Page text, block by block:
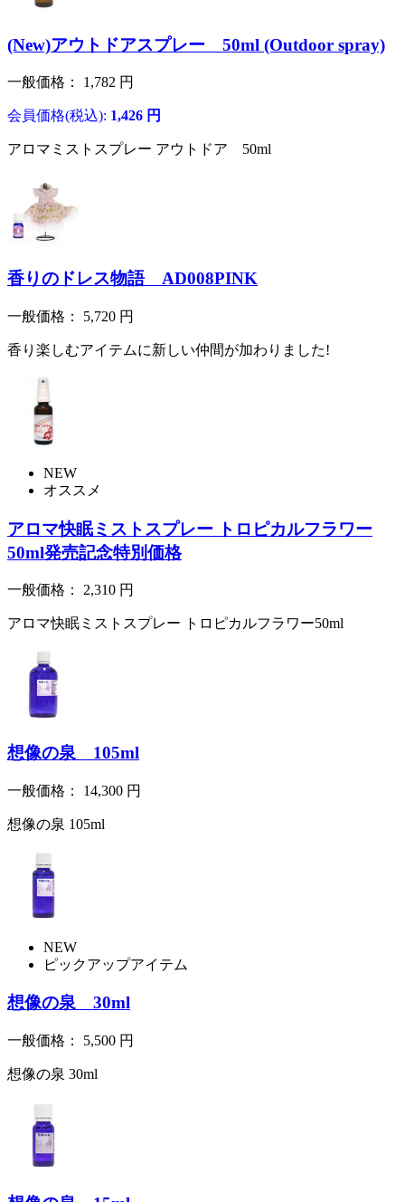
(New)アウトドアスプレー 50ml (Outdoor spray)
一般価格： 1,782 円
会員価格(税込): 1,426 円
アロマミストスプレー アウトドア 50ml
香りのドレス物語 AD008PINK
一般価格： 5,720 円
香り楽しむアイテムに新しい仲間が加わりました!
NEW
オススメ
アロマ快眠ミストスプレー トロピカルフラワー
50ml発売記念特別価格
一般価格： 2,310 円
アロマ快眠ミストスプレー トロピカルフラワー50ml
想像の泉 105ml
一般価格： 14,300 円
想像の泉 105ml
NEW
ピックアップアイテム
想像の泉 30ml
一般価格： 5,500 円
想像の泉 30ml